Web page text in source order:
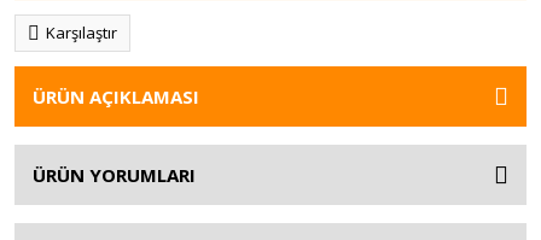
Karşılaştır
ÜRÜN AÇIKLAMASI
ÜRÜN YORUMLARI